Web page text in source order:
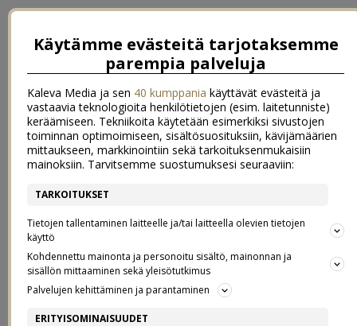
{ tyhjän paperin haaste }
{ INSTAVIIKKOA }
16.1.2014
Käytämme evästeitä tarjotaksemme
parempia palveluja
Kaleva Media ja sen 40 kumppania käyttävät evästeitä ja
vastaavia teknologioita henkilötietojen (esim. laitetunniste)
keräämiseen. Tekniikoita käytetään esimerkiksi sivustojen
toiminnan optimoimiseen, sisältösuosituksiin, kävijämäärien
mittaukseen, markkinointiin sekä tarkoituksenmukaisiin
mainoksiin. Tarvitsemme suostumuksesi seuraaviin:
TARKOITUKSET
Tietojen tallentaminen laitteelle ja/tai laitteella olevien tietojen
käyttö
Kohdennettu mainonta ja personoitu sisältö, mainonnan ja
sisällön mittaaminen sekä yleisötutkimus
Palvelujen kehittäminen ja parantaminen
ERITYISOMINAISUUDET